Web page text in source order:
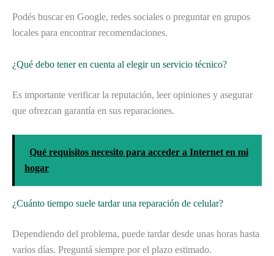
Podés buscar en Google, redes sociales o preguntar en grupos
locales para encontrar recomendaciones.
¿Qué debo tener en cuenta al elegir un servicio técnico?
Es importante verificar la reputación, leer opiniones y asegurar
que ofrezcan garantía en sus reparaciones.
Qué requisitos necesito para acceder a Internet en mi
hogar
¿Cuánto tiempo suele tardar una reparación de celular?
Dependiendo del problema, puede tardar desde unas horas hasta
varios días. Preguntá siempre por el plazo estimado.